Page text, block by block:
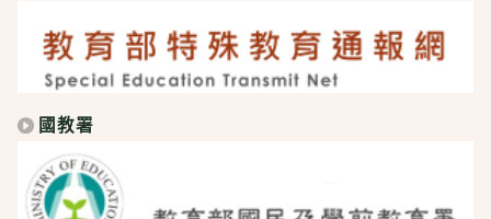
國教署